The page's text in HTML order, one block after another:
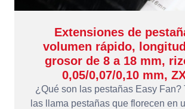
Extensiones de
volumen rápido,
grosor de 8 a 18 mm,
0,05/0,07/0,10 mm,
¿Qué son las pestañas Easy Fan?
las llama pestañas que florecen en